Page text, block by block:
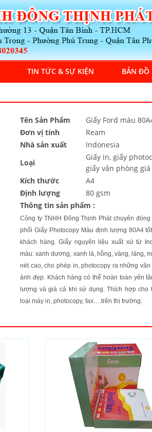
TIN TỨC & SỰ KIỆN BẢN ĐỒ
Tên Sản Phẩm
Giấy Ford màu
Đơn vị tính
Ream
Nhà sản xuất
Indonesia
Loại
Giấy in, giấy
giấy văn phòng
Kích thước
A4
Định lượng
80 gsm
Thông tin sản phẩm :
Công ty TNHH Đông Thịnh Phát chuyên
phối Giấy Photocopy Màu định lượng 80A4
khách hàng. Giấy nguyên liệu xuất xứ từ
màu: xanh dương, xanh lá, hồng, vàng, láng,
nét cao, cho phép in, photocopy ra những
ảnh đẹp. Khách hàng có thể hoàn toàn yên
lượng và giá cả khi sử dụng. Thích hợp cho
loại máy in, photocopy, fax….trên thị trường.